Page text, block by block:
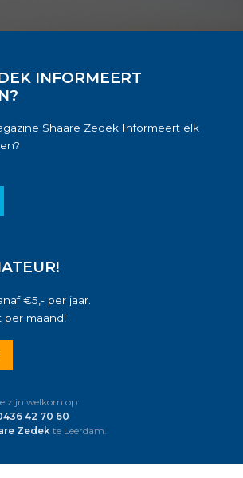
INFORMEERT
Shaare Zedek Informeert elk
€5,- per jaar.
per maand!
zijn welkom op:
42 70 60
Zedekte Leerdam.